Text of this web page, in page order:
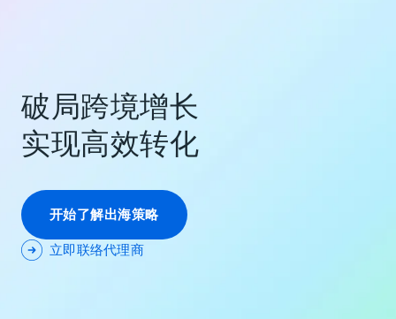
破局跨境增长
实现高效转化
开始了解出海策略
立即联络代理商